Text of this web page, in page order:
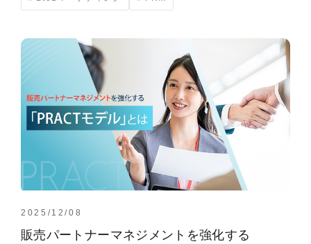
2025/12/08
販売パートナーマネジメントを強化する